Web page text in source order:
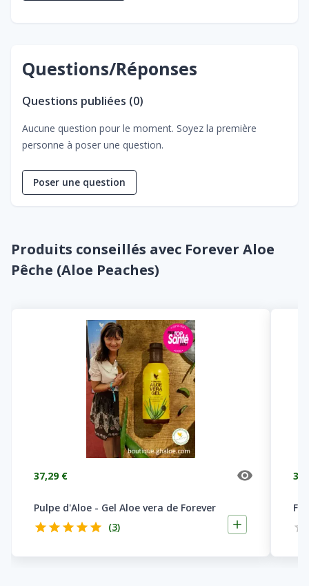
Questions/Réponses
Questions publiées (0)
Aucune question pour le moment. Soyez la première
personne à poser une question.
Poser une question
Produits conseillés avec Forever Aloe
Pêche (Aloe Peaches)
37,29 €
Pulpe d'Aloe - Gel Aloe vera de Forever
(3)